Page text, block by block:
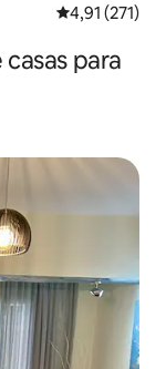
4,91 de uma
4,91 (271)
para